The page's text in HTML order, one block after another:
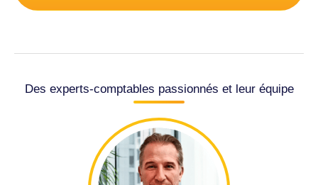
Des experts-comptables passionnés et leur équipe